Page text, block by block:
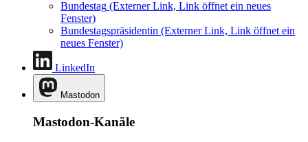
Bundestag (Externer Link, Link öffnet ein neues
Fenster)
Bundestagspräsidentin (Externer Link, Link öffnet ein
neues Fenster)
LinkedIn
Mastodon
Mastodon-Kanäle